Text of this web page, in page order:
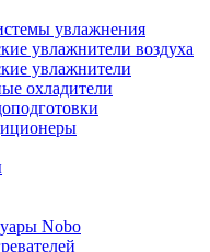
увлажнения
увлажнители воздуха
увлажнители
охладители
Nobo